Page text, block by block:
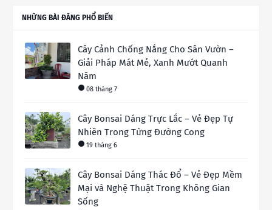
NHỮNG BÀI ĐĂNG PHỔ BIẾN
Cây Cảnh Chống Nắng Cho Sân Vườn –
Giải Pháp Mát Mẻ, Xanh Mướt Quanh
Năm
08 tháng 7
Cây Bonsai Dáng Trực Lắc – Vẻ Đẹp Tự
Nhiên Trong Từng Đường Cong
19 tháng 6
Cây Bonsai Dáng Thác Đổ – Vẻ Đẹp Mềm
Mại và Nghệ Thuật Trong Không Gian
Sống